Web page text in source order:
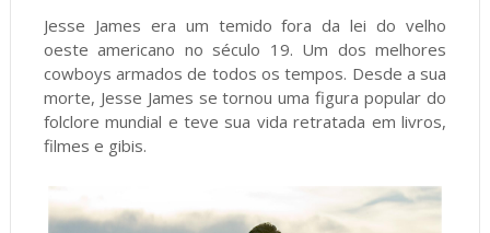
Jesse James era um temido fora da lei do velho
oeste americano no século 19. Um dos melhores
cowboys armados de todos os tempos. Desde a sua
morte, Jesse James se tornou uma figura popular do
folclore mundial e teve sua vida retratada em livros,
filmes e gibis.